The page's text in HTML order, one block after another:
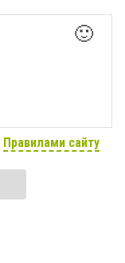
🙂
Правилами сайту